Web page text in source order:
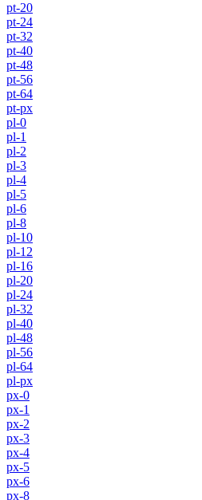
pt-20
pt-24
pt-32
pt-40
pt-48
pt-56
pt-64
pt-px
pl-0
pl-1
pl-2
pl-3
pl-4
pl-5
pl-6
pl-8
pl-10
pl-12
pl-16
pl-20
pl-24
pl-32
pl-40
pl-48
pl-56
pl-64
pl-px
px-0
px-1
px-2
px-3
px-4
px-5
px-6
px-8